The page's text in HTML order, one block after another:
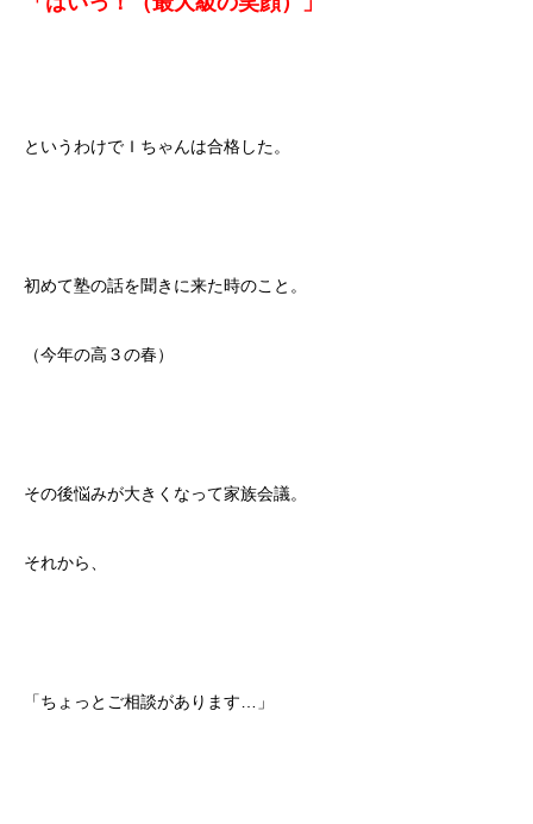
というわけでＩちゃんは合格した。
初めて塾の話を聞きに来た時のこと。
（今年の高３の春）
その後悩みが大きくなって家族会議。
それから、
「ちょっとご相談があります…」